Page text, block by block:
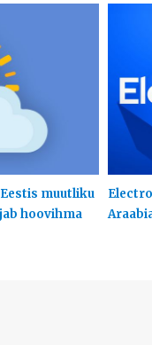
muutliku
hoovihma